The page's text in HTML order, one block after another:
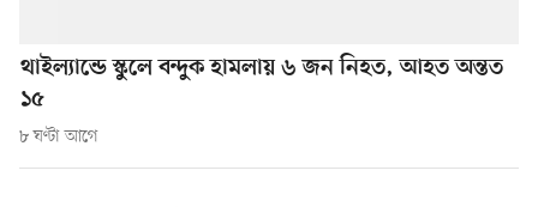
থাইল্যান্ডে স্কুলে বন্দুক হামলায় ৬ জন নিহত, আহত অন্তত
১৫
৮ ঘণ্টা আগে